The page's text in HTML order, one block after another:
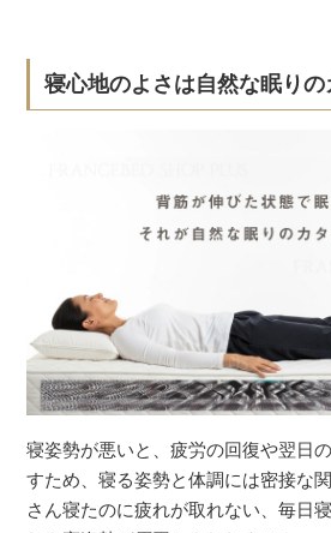
寝心地のよさは自然な眠りの
寝姿勢が悪いと、疲労の回復や翌日
すため、寝る姿勢と体調には密接な
さん寝たのに疲れが取れない、毎日